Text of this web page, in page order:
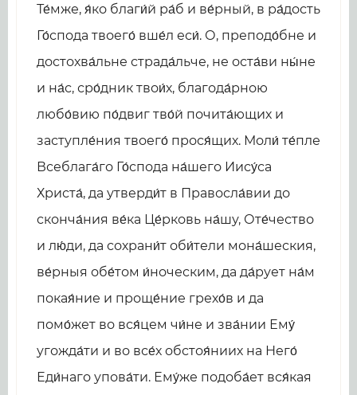
Те́мже, я́ко благи́й ра́б и ве́рный, в ра́дость
Го́спода твоего́ вше́л еси́. О, преподо́бне и
достохва́льне страда́льче, не оста́ви ны́не
и на́с, сро́дник твои́х, благода́рною
любо́вию по́двиг тво́й почита́ющих и
заступле́ния твоего́ прося́щих. Моли́ те́пле
Всеблага́го Го́спода на́шего Иису́са
Христа́, да утверди́т в Правосла́вии до
сконча́ния ве́ка Це́рковь на́шу, Оте́чество
и лю́ди, да сохрани́т оби́тели мона́шеския,
ве́рныя обе́том и́ноческим, да да́рует на́м
покая́ние и проще́ние грехо́в и да
помо́жет во вся́цем чи́не и зва́нии Ему́
угожда́ти и во все́х обстоя́ниих на Него́
Еди́наго упова́ти. Ему́же подоба́ет вся́кая